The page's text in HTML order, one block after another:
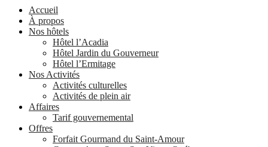
Accueil
À propos
Nos hôtels
Hôtel l’Acadia
Hôtel Jardin du Gouverneur
Hôtel l’Ermitage
Nos Activités
Activités culturelles
Activités de plein air
Affaires
Tarif gouvernemental
Offres
Forfait Gourmand du Saint-Amour